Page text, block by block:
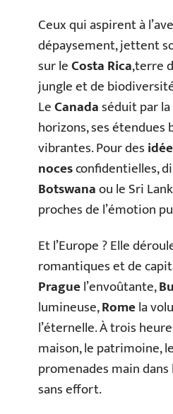
Ceux qui aspirent à
dépaysement, jettent
sur leCosta Rica,terre
jungle et de
LeCanadaséduit par
horizons, ses étendues
vibrantes. Pour des
nocesconfidentielles,
Botswanaou le Sri
proches de l’émotion
Et l’Europe ? Elle
romantiques et de
Praguel’envoûtante,
lumineuse,Romela
l’éternelle. À trois
maison, le patrimoine,
promenades main
sans effort.